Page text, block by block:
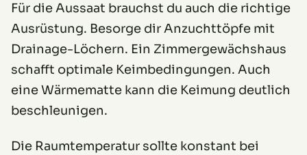
Für die Aussaat brauchst du auch die richtige
Ausrüstung. Besorge dir Anzuchttöpfe mit
Drainage-Löchern. Ein Zimmergewächshaus
schafft optimale Keimbedingungen. Auch
eine Wärmematte kann die Keimung deutlich
beschleunigen.
Die Raumtemperatur sollte konstant bei